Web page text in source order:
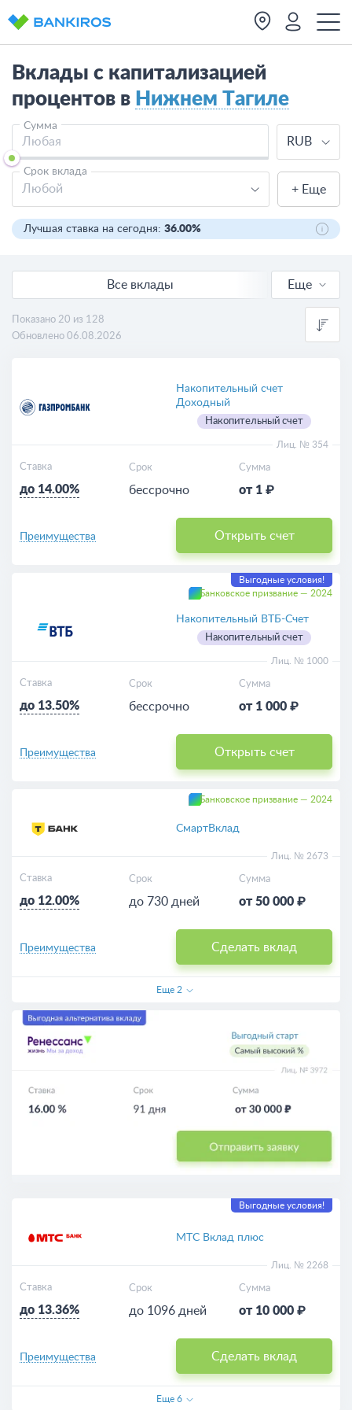
Вклады с капитализацией
процентов в Нижнем Тагиле
Сумма
RUB
Срок вклада
Любой + Еще
Лучшая ставка на сегодня: 36.00%
Все вклады
Выгодные
Для пенсионеров
Пополняемые
Еще
Показано 20 из 128
Обновлено 06.08.2026
Накопительный счет
Доходный
Накопительный счет
Лиц. № 354
Ставка
до 14.00%
Срок
бессрочно
Сумма
от 1 ₽
Открыть счет
Преимущества
Выгодные условия!
Банковское призвание — 2024
Накопительный ВТБ-Счет
Накопительный счет
Лиц. № 1000
Ставка
до 13.50%
Срок
бессрочно
Сумма
от 1 000 ₽
Открыть счет
Преимущества
Банковское призвание — 2024
СмартВклад
Лиц. № 2673
Ставка
до 12.00%
Срок
до 730 дней
Сумма
от 50 000 ₽
Сделать вклад
Преимущества
Еще 2
Выгодные условия!
МТС Вклад плюс
Лиц. № 2268
Ставка
до 13.36%
Срок
до 1096 дней
Сумма
от 10 000 ₽
Сделать вклад
Преимущества
Еще 6